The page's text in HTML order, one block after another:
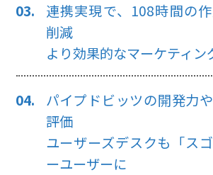
連携実現で、108時間の
削減
より効果的なマーケティン
パイプドビッツの開発力
評価
ユーザーズデスクも「ス
ーユーザーに